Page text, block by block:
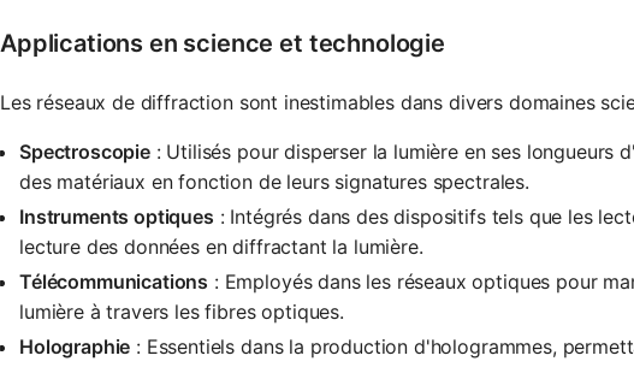
Applications en science et technologie
Les réseaux de diffraction sont inestimables dans divers domaines
Spectroscopie: Utilisés pour disperser la lumière en ses longueurs
des matériaux en fonction de leurs signatures spectrales.
Instruments optiques : Intégrés dans des dispositifs tels que les
lecture des données en diffractant la lumière.
Télécommunications : Employés dans les réseaux optiques pour
lumière à travers les fibres optiques.
Holographie : Essentiels dans la production d'hologrammes,